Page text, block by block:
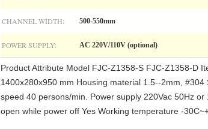
CHANNEL WIDTH: 500-550mm
POWER SUPPLY: AC 220V/110V (optional)
Product Attribute Model FJC-Z1358-S FJC-Z1358-D
1400x280x950 mm Housing material 1.5--2mm,
speed 40 persons/min. Power supply 220Vac 50Hz
open while power off Yes Working temperature -